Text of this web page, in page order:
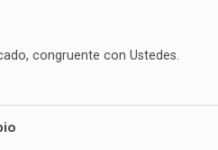
congruente con Ustedes.